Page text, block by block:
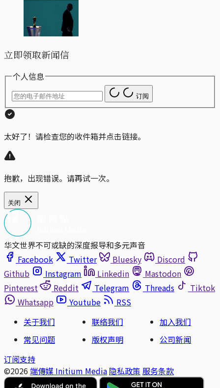
立即领取新闻信
个人信息
订阅
太好了！请检查您的收件箱并点击链接。
抱歉，出现错误。请再试一次。
关闭
华文世界不可或缺的深度报导和多元声音
Facebook
Twitter Bluesky
Discord
Github
Instagram Linkedin
Mastodon
Pinterest
Reddit Telegram Threads
Tiktok
Whatsapp
Youtube
RSS
关于我们
联络我们
加入我们
常见问题
版权声明
公司新闻
订阅支持
©2026 端傳媒 Initium Media 隐私政策 服务条款